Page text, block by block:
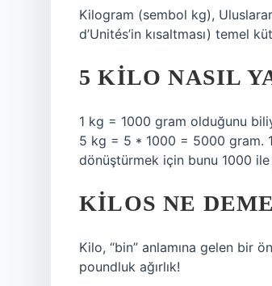
Kilogram (sembol kg),
d’Unités’in kısaltması) temel
5 KILO NASIL
1 kg = 1000 gram olduğunu
5 kg = 5 * 1000 = 5000 gram.
dönüştürmek için bunu 1000
KILOS NE
Kilo, “bin” anlamına gelen bir
poundluk ağırlık!